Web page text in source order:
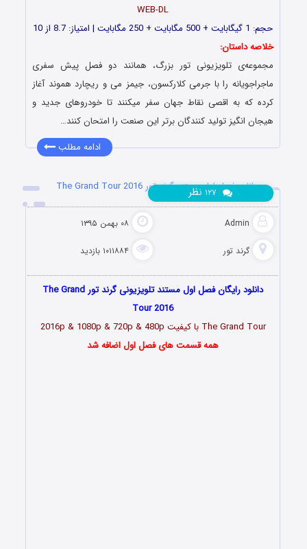
WEB-DL
حجم: 1 گیگابایت + 500 مگابایت + 250 مگابایت | امتیاز: 8.7 از 10
خلاصه داستان:
مجموعه‌ی تلویزیونی تور بزرگ، همانند دو فصل پیش سفری
ماجراجویانه را با جرمی ‌کلارکسون، جیمز‌ می و ریچارد هموند آغاز
کرده که به اقصی نقاط جهان سفر میکنند تا خودروهای جدید و
هیجان انگیز تولید کنندگان برتر این صنعت را امتحان کنند…
ادامه مطلب
دانلود فصل اول مستند گرند تور The Grand Tour 2016
Admin ۰۸ بهمن ۱۳۹۵
گرند تور ۱۰۱۱۸۸۴ بازدید
نظر
دانلود رایگان فصل اول مستند تلویزیونی گرند تور The Grand
Tour 2016
The Grand Tour با کیفیت 2016p & 1080p & 720p & 480p
همه قسمت های فصل اول اضافه شد